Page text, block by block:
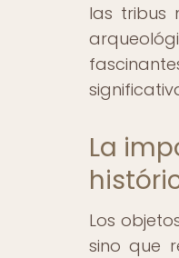
las tribus
La
Los
sino que